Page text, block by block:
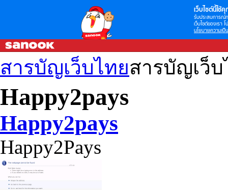
เว็บไซต์นี้ใช้คุ
รับประสบการณ์
เว็บไซต์ของเรา
นโยบายความเป็
สารบัญเว็บไทยสารบัญเว็
Happy2pays
Happy2pays
Happy2Pays